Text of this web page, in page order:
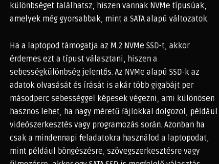
különbséget találhatsz, hiszen vannak NVMe típusúak,
amelyek még gyorsabbak, mint a SATA alapú változatok.
Ha a laptopod támogatja az M.2 NVMe SSD-t, akkor
érdemes ezt a típust választani, hiszen a
sebességkülönbség jelentős. Az NVMe alapú SSD-k az
adatok olvasását és írását is akár több gigabájt per
másodperc sebességgel képesek végezni, ami különösen
hasznos lehet, ha nagy méretű fájlokkal dolgozol, például
videószerkesztés vagy programozás során. Azonban ha
csak a mindennapi feladatokra használod a laptopodat,
mint például böngészésre, szövegszerkesztésre vagy